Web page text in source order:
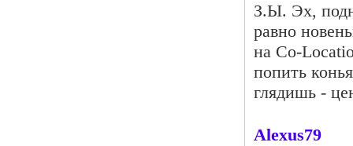
З.Ы. Эх,
равно
на Co-
попить
глядишь -
Alexus79